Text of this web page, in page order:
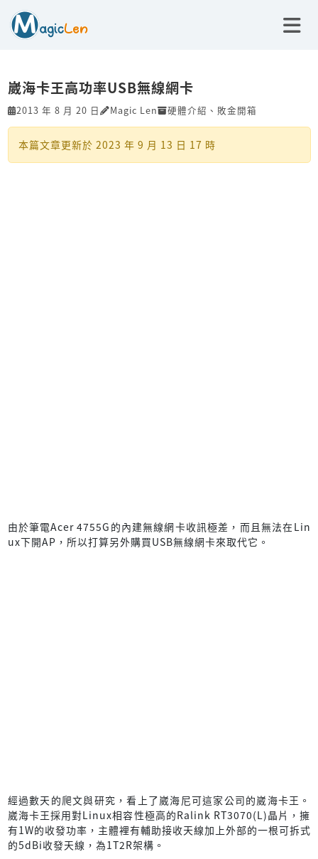
崴海卡王高功率USB無線網卡
2013 年 8 月 20 日 Magic Len 硬體介紹 、 敗金開箱
本篇文章更新於 2023 年 9 月 13 日 17 時
由於筆電Acer 4755G的內建無線網卡收訊極差，而且無法在Lin
ux下開AP，所以打算另外購買USB無線網卡來取代它。
經過數天的爬文與研究，看上了崴海尼可這家公司的崴海卡王。
崴海卡王採用對Linux相容性極高的Ralink RT3070(L)晶片，擁
有1W的收發功率，主體裡有輔助接收天線加上外部的一根可拆式
的5dBi收發天線，為1T2R架構。